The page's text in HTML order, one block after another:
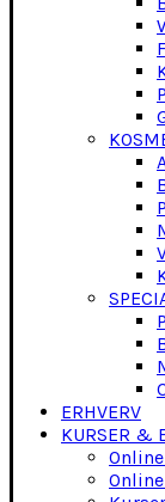
ERHVERV
KURSER &